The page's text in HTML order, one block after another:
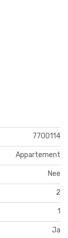
7700114
Appartement
Nee
2
1
Ja